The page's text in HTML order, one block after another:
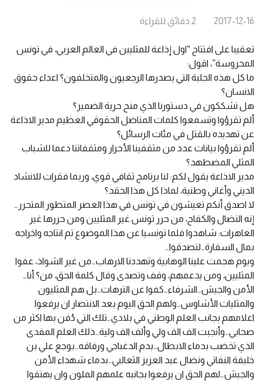
2017-12-16
2 دقائق للقراءة
تعقيبا على افتتاح “اول إذاعة للمثليين في العالم العربي، في تونس
المحروسة”، اقول:
ما كل هذه الجلبة التي يصدرها الرجعيون والمتخلفون؟ اعداء حقوق
الانسان؟
هل تشككون في دستورنا الذي منح حرية الضمير؟
ألم تقرؤوا وتسمعوا كلمات المناضل الحقوقي العظيم مدير الاذاعة
عن تهديده بالقتل في مئات الرسائل؟
ألم تقرؤوا بيانات عدد من مثقفينا الأحرار ومثقفاتنا دعما للشباب
المثلي المضطهد؟
مدير الاذاعة يقول لكم: لنا برنامج ثقافي قوي، وربما فقرات للانشاد
الديني وأغاني وطنية، لماذا كل هذا الحقد؟
لا اصدق أنكم تعيشون في تونس في هذا العصر المتطور المتحرر…
إنه النضال والكفاح، من حرر تونس غير المثليين ومن حررها غير
العاهرات: شاهدوا فلما تونسيا عن هذا الموضوع تم انتاجه واخراجه
بمال السفارة…لتصدقوا…
ويوم هجمت علينا الوهابية وتهددنا الارهاب…من غير الشواذ، عفوا
المثليين، ومن يدعمهم، وقف وتصدى وقال كلمة الحق، من؟ أنا…
الأمن والجيش…الشرفاء…كفوا عن الترهات…بل هم المثليون
والمثليات الأشاوس…ولهم الحق اليوم بعد الانتصار ان يرفعوا
اعلامهم بجانب العلم الوطني في بلادي…تلك التي دُفن بها اكثر من
صحابي…وأنجبت الف الف ولي وألف الف ولية…ذلك العلم المفدى
الذي تخضب بدماء الابطال…بدم الدغباجي ورفاقه…بوجع علي بن
خليفة النفاتي ونضال عبد العزيز الثعالبي…بدماء شهداء الأمن
والجيش…لهم الحق ان يرفعوا بجانبه علمهم الملون وان يهتفوا